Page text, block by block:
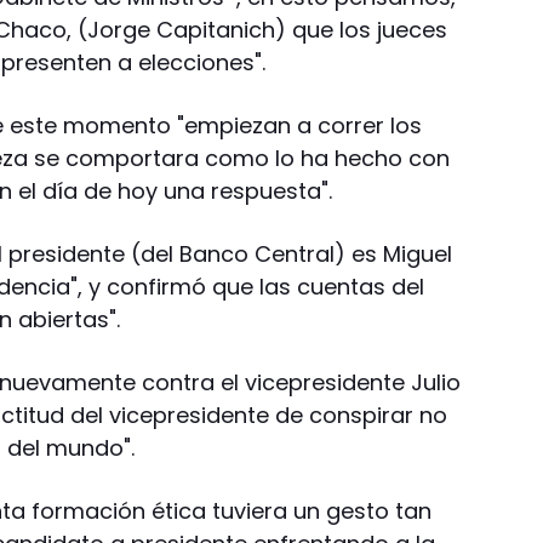
(Jorge Capitanich) que los jueces
a elecciones".
este momento "empiezan a correr los
se comportara como lo ha hecho con
el día de hoy una respuesta".
(del Banco Central) es Miguel
y confirmó que las cuentas del
abiertas".
contra el vicepresidente Julio
del vicepresidente de conspirar no
mundo".
formación ética tuviera un gesto tan